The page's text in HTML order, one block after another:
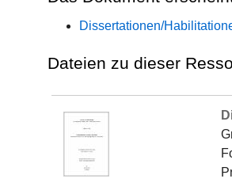
Dissertationen/
Dateien zu dieser